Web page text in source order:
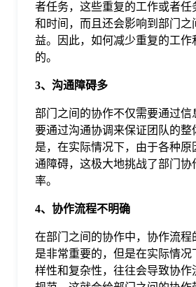
者任务，这些重复的工作或者任
和时间，而且还会影响到部门之
益。因此，如何减少重复的工作
的。
3、沟通障碍多
部门之间的协作不仅需要通过信
要通过沟通协调来保证团队的整
是，在实际情况下，由于各种原
通障碍，这极大地挑战了部门协
率。
4、协作流程不明确
在部门之间的协作中，协作流程
是非常重要的，但是在实际情况
样性和复杂性，往往会导致协作